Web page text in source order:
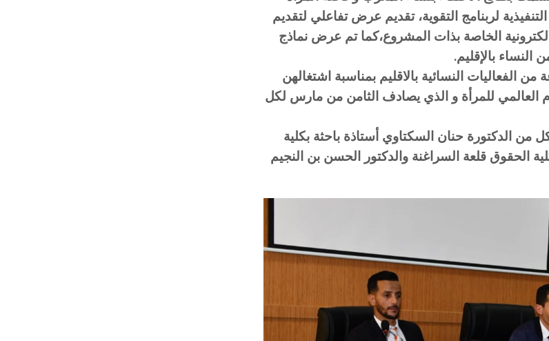
لربنامج التقوية، تقديم عرض تفاعلي لتقديم
الخاصة بذات المشروع،كما تم عرض نماذج
بالإقليم.
الفعاليات النسائية بالاقليم بمناسبة اشتغالهن
العالمي للمرأة و الذي يصادف الثامن من مارس لكل
من الدكتورة حنان السكتاوي أستاذة باحثة بكلية
الحقوق قلعة السراغنة والدكتور الحسن بن النجيم